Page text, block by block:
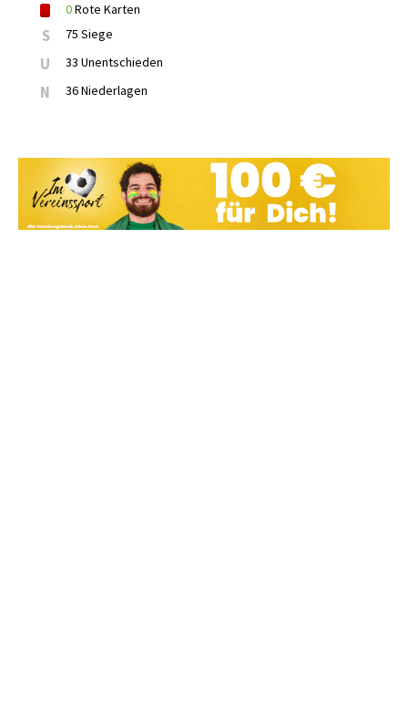
0Rote Karten
S 75 Siege
U 33 Unentschieden
N 36 Niederlagen